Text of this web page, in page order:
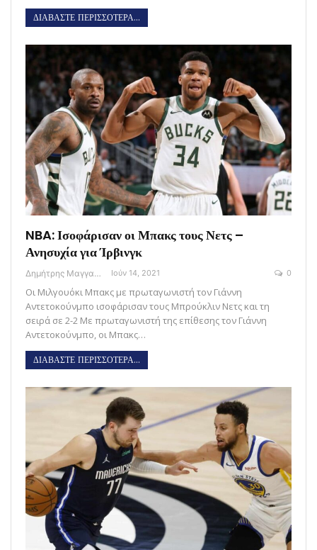
ΔΙΑΒΑΣΤΕ ΠΕΡΙΣΣΟΤΕΡΑ...
NBA: Ισοφάρισαν οι Μπακς τους Νετς –
Ανησυχία για Ίρβινγκ
Δημήτρης Μαγγανάρης Ιούν 14, 2021 0
Οι Μιλγουόκι Μπακς με πρωταγωνιστή τον Γιάννη
Αντετοκούνμπο ισοφάρισαν τους Μπρούκλιν Νετς και τη
σειρά σε 2-2 Με πρωταγωνιστή της επίθεσης τον Γιάννη
Αντετοκούνμπο, οι Μπακς…
ΔΙΑΒΑΣΤΕ ΠΕΡΙΣΣΟΤΕΡΑ...